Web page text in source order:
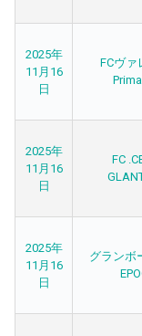
2025年
11月16
日
FCヴァ
2025年
11月16
日
FC
2025年
11月16
日
グランボ